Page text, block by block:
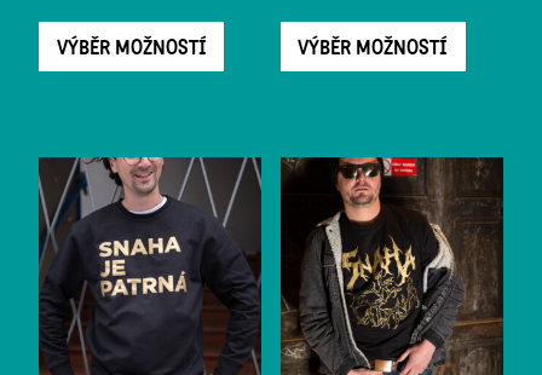
VÝBĚR MOŽNOSTÍ
Tento
produkt
variant.
Možnosti
lze
vybrat
na
stránce
VÝBĚR MOŽNOSTÍ
Tento
lze
vybrat
na